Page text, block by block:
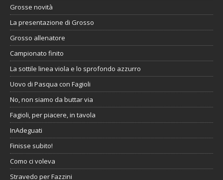
Grosse novità
La presentazione di Grosso
Grosso allenatore
Campionato finito
La sottile linea viola e lo sprofondo azzurro
Uovo di Pasqua con Fagioli
No, non siamo da buttar via
Fagioli, per piacere, in tavola
InAdeguati
Finisse subito!
Como ci voleva
Stravedo per Fazzini